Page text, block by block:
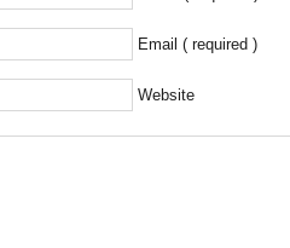
Email ( required )
Website